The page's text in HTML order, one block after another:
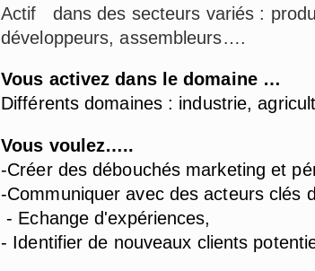
Actif dans des secteurs variés :
développeurs, assembleurs….
Vous activez dans le domaine …
Différents domaines : industrie,
Vous voulez…..
-Créer des débouchés marketing et
-Communiquer avec des acteurs clés
- Echange d'expériences,
- Identifier de nouveaux clients